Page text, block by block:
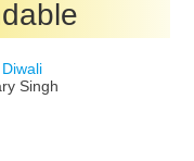
Singh